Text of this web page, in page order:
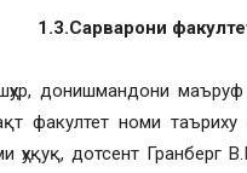
1.3.Сарварони
донишмандони
факултет номи
дотсент Гранберг